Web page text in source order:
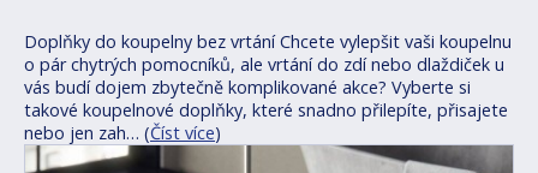
Doplňky do koupelny bez vrtání Chcete vylepšit vaši koupelnu
o pár chytrých pomocníků, ale vrtání do zdí nebo dlaždiček u
vás budí dojem zbytečně komplikované akce? Vyberte si
takové koupelnové doplňky, které snadno přilepíte, přisajete
nebo jen zah… (Číst více)